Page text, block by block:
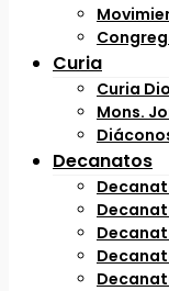
Curia
Curia
Mons.
Decanatos